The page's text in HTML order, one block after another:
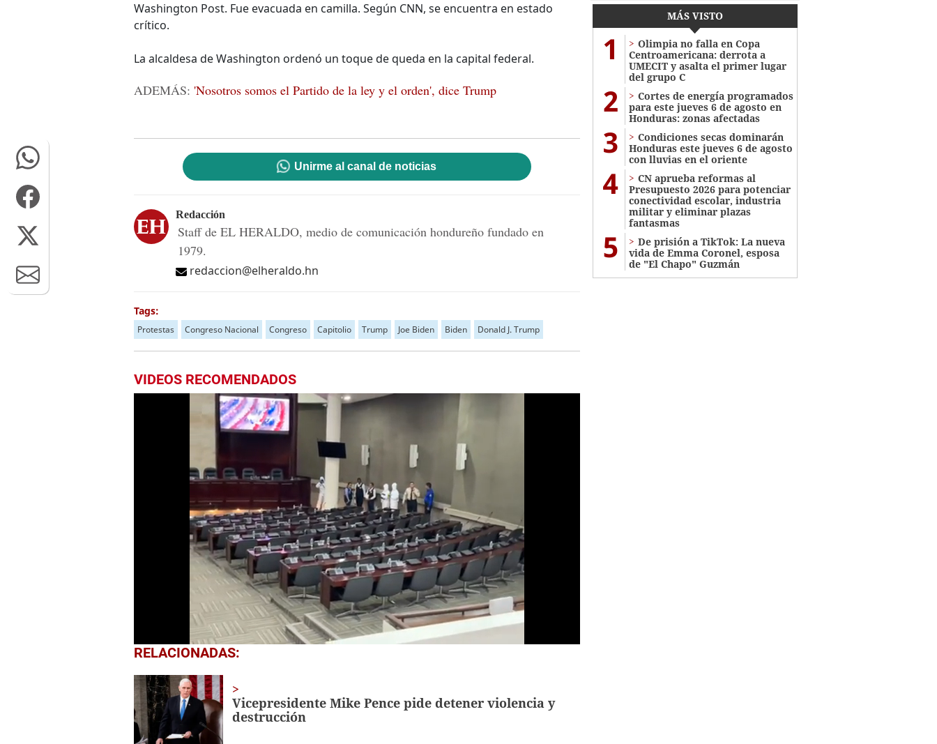
Washington Post. Fue evacuada en camilla. Según CNN, se encuentra en estado
crítico.
La alcaldesa de Washington ordenó un toque de queda en la capital federal.
ADEMÁS: 'Nosotros somos el Partido de la ley y el orden', dice Trump
Unirme al canal de noticias
Redacción
Staff de EL HERALDO, medio de comunicación hondureño fundado en
1979.
redaccion@elheraldo.hn
Tags:
Protestas Congreso Nacional Congreso Capitolio Trump Joe Biden Biden Donald J. Trump
VIDEOS RECOMENDADOS
0
seconds
minute,
37
seconds
Volume
0%
RELACIONADAS:
Vicepresidente Mike Pence pide detener violencia y
destrucción
MÁS VISTO
1
Olimpia no falla en Copa
Centroamericana: derrota a
UMECIT y asalta el primer lugar
del grupo C
2
Cortes de energía programados
para este jueves 6 de agosto en
Honduras: zonas afectadas
3
Condiciones secas dominarán
Honduras este jueves 6 de agosto
con lluvias en el oriente
4
CN aprueba reformas al
Presupuesto 2026 para potenciar
conectividad escolar, industria
militar y eliminar plazas
fantasmas
5
De prisión a TikTok: La nueva
vida de Emma Coronel, esposa
de "El Chapo" Guzmán